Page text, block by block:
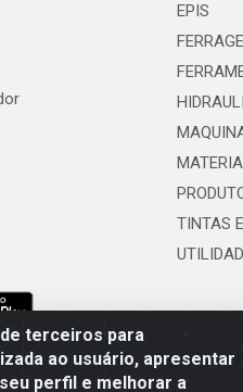
terceiros para
ao usuário, apresentar
perfil e melhorar a
EPIS
TINTAS
Rua Chipuê, 117 - S. Miguel